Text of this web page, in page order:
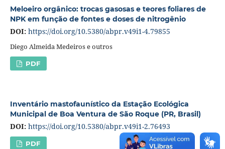
Meloeiro orgânico: trocas gasosas e teores foliares de
NPK em função de fontes e doses de nitrogênio
DOI: https://doi.org/10.5380/abpr.v49i1-4.79855
Diego Almeida Medeiros e outros
PDF
Inventário mastofaunístico da Estação Ecológica
Municipal de Boa Ventura de São Roque (PR, Brasil)
DOI: https://doi.org/10.5380/abpr.v49i1-2.76493
PDF